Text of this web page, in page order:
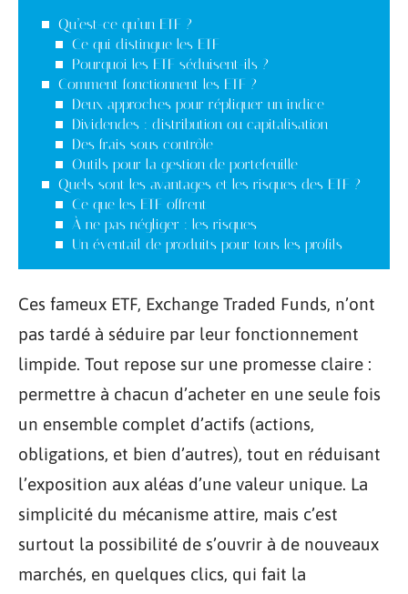
Qu’est-ce qu’un ETF ?
Ce qui distingue les ETF
Pourquoi les ETF séduisent-ils ?
Comment fonctionnent les ETF ?
Deux approches pour répliquer un indice
Dividendes : distribution ou capitalisation
Des frais sous contrôle
Outils pour la gestion de portefeuille
Quels sont les avantages et les risques des ETF ?
Ce que les ETF offrent
À ne pas négliger : les risques
Un éventail de produits pour tous les profils
Ces fameux ETF, Exchange Traded Funds, n’ont
pas tardé à séduire par leur fonctionnement
limpide. Tout repose sur une promesse claire :
permettre à chacun d’acheter en une seule fois
un ensemble complet d’actifs (actions,
obligations, et bien d’autres), tout en réduisant
l’exposition aux aléas d’une valeur unique. La
simplicité du mécanisme attire, mais c’est
surtout la possibilité de s’ouvrir à de nouveaux
marchés, en quelques clics, qui fait la